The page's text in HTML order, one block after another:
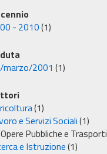
- 2010(1)
2001 (1)
(1)
e Servizi Sociali(1)
Opere Pubbliche e Trasporti
e Istruzione(1)